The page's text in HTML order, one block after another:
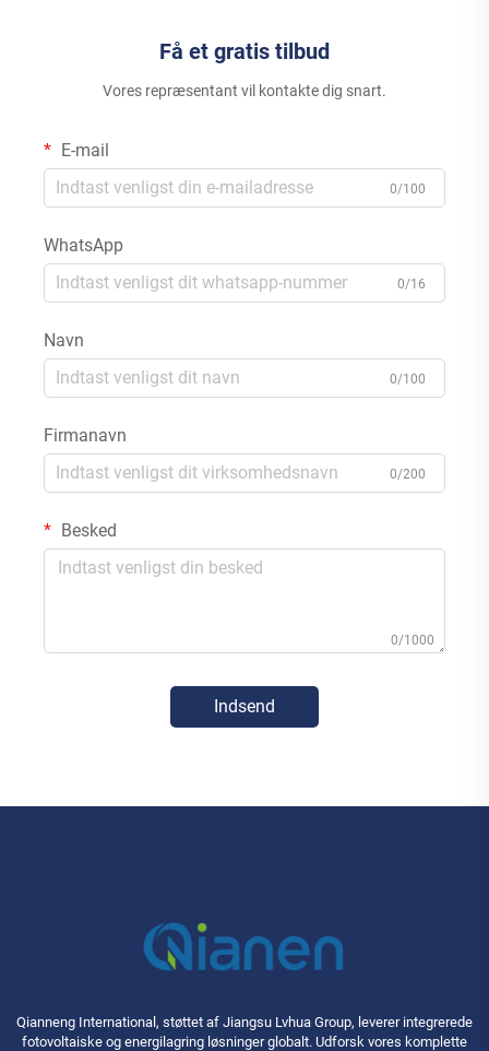
Få et gratis tilbud
Vores repræsentant vil kontakte dig snart.
E-mail
0/100
WhatsApp
0/16
Navn
0/100
Firmanavn
0/200
Besked
0/1000
Indsend
Qianneng International, støttet af Jiangsu Lvhua Group, leverer integrerede
fotovoltaiske og energilagring løsninger globalt. Udforsk vores komplette